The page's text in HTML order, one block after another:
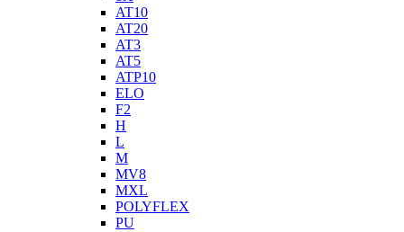
AT10
AT20
AT3
AT5
ATP10
ELO
F2
H
L
M
MV8
MXL
POLYFLEX
PU